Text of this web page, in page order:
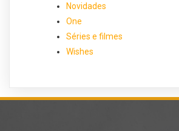
Novidades
One
Séries e filmes
Wishes